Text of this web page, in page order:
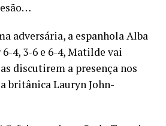
adversária, a espanhola Alba
4, 3-6 e 6-4, Matilde vai
discutirem a presença nos
britânica Lauryn John-